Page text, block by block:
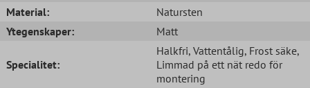
Material:
Natursten
Ytegenskaper:
Matt
Specialitet:
Halkfri, Vattentålig, Frost säke,
Limmad på ett nät redo för
montering